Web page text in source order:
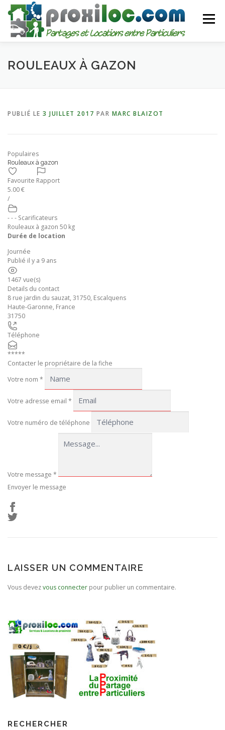
Aller
contenu
Menu
CATEGORIES AJOUTER UNE ANNONCE
ROULEAUX À GAZON
PUBLIÉ LE 3 JUILLET 2017 PAR MARC BLAIZOT
Populaires
Rouleaux à gazon
Favourite Rapport
5.00 €
/
- - - Scarificateurs
Rouleaux à gazon 50 kg
Durée de location
Journée
Publié il y a 9 ans
1467 vue(s)
Details du contact
8 rue jardin du sauzat, 31750, Escalquens
Haute-Garonne, France
31750
Téléphone
*****
Contacter le propriétaire de la fiche
Votre nom *
Votre adresse email *
Votre numéro de téléphone
Votre message *
Envoyer le message
LAISSER UN COMMENTAIRE
Vous devezvous connecter pour publier un commentaire.
RECHERCHER